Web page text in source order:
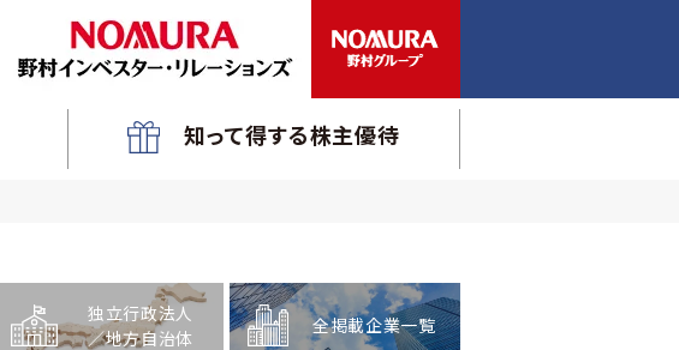
知って得する株主優待
独立行政法人
／地方自治体
全掲載企業一覧